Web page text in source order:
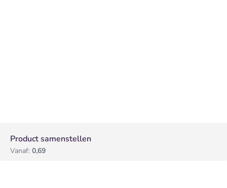
Product samenstellen
Vanaf: 0,69